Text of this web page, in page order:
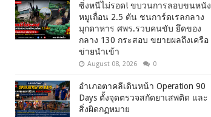
ซิ่งหนีไม่รอด! ขบวนการลอบขนหนัง
หมูเถื่อน 2.5 ตัน ชนการ์ดเรลกลาง
มุกดาหาร ศพร.รวบคนขับ ยึดของ
กลาง 130 กระสอบ ขยายผลถึงเครือ
ข่ายนำเข้า
August 08, 2026 0
อำเภอตาคลีเดินหน้า Operation 90
Days ตั้งจุดตรวจสกัดยาเสพติด และ
สิ่งผิดกฏหมาย